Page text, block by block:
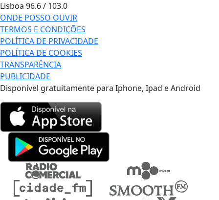
Lisboa 96.6 / 103.0
ONDE POSSO OUVIR
TERMOS E CONDIÇÕES
POLÍTICA DE PRIVACIDADE
POLÍTICA DE COOKIES
TRANSPARÊNCIA
PUBLICIDADE
Disponível gratuitamente para Iphone, Ipad e Android